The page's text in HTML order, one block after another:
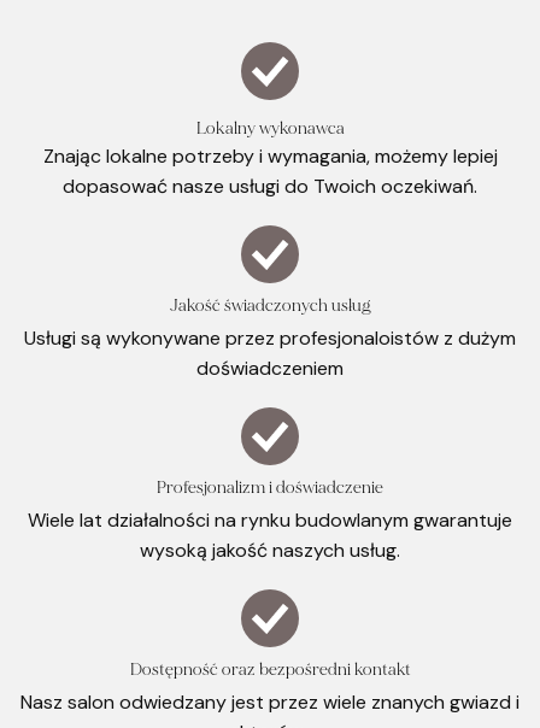
Lokalny wykonawca
Znając lokalne potrzeby i wymagania, możemy lepiej
dopasować nasze usługi do Twoich oczekiwań.
Jakość świadczonych usług
Usługi są wykonywane przez profesjonaloistów z dużym
doświadczeniem
Profesjonalizm i doświadczenie
Wiele lat działalności na rynku budowlanym gwarantuje
wysoką jakość naszych usług.
Dostępność oraz bezpośredni kontakt
Nasz salon odwiedzany jest przez wiele znanych gwiazd i